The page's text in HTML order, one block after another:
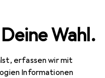
Wahl.
erfassen wir mit
Informationen
Heimtextilien